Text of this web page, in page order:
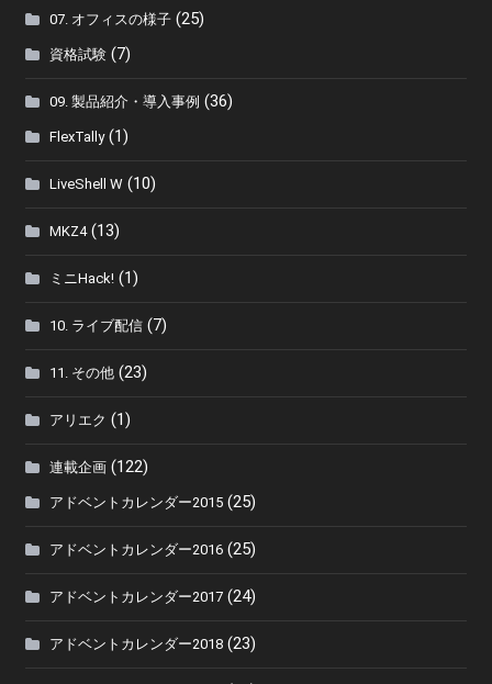
07. オフィスの様子 (25)
資格試験 (7)
09. 製品紹介・導入事例 (36)
FlexTally(1)
LiveShell W (10)
MKZ4(13)
ミニHack! (1)
10. ライブ配信 (7)
11. その他 (23)
アリエク (1)
連載企画 (122)
アドベントカレンダー2015 (25)
アドベントカレンダー2016 (25)
アドベントカレンダー2017 (24)
アドベントカレンダー2018 (23)